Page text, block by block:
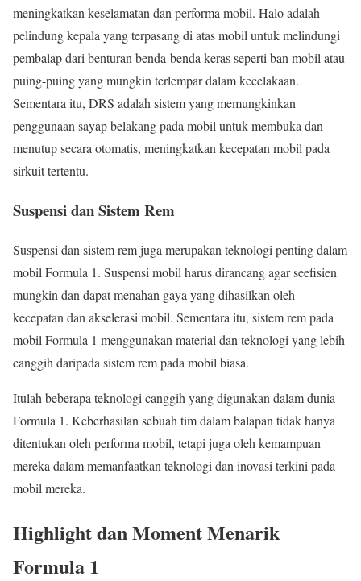
meningkatkan keselamatan dan performa mobil. Halo adalah
pelindung kepala yang terpasang di atas mobil untuk melindungi
pembalap dari benturan benda-benda keras seperti ban mobil atau
puing-puing yang mungkin terlempar dalam kecelakaan.
Sementara itu, DRS adalah sistem yang memungkinkan
penggunaan sayap belakang pada mobil untuk membuka dan
menutup secara otomatis, meningkatkan kecepatan mobil pada
sirkuit tertentu.
Suspensi dan Sistem Rem
Suspensi dan sistem rem juga merupakan teknologi penting dalam
mobil Formula 1. Suspensi mobil harus dirancang agar seefisien
mungkin dan dapat menahan gaya yang dihasilkan oleh
kecepatan dan akselerasi mobil. Sementara itu, sistem rem pada
mobil Formula 1 menggunakan material dan teknologi yang lebih
canggih daripada sistem rem pada mobil biasa.
Itulah beberapa teknologi canggih yang digunakan dalam dunia
Formula 1. Keberhasilan sebuah tim dalam balapan tidak hanya
ditentukan oleh performa mobil, tetapi juga oleh kemampuan
mereka dalam memanfaatkan teknologi dan inovasi terkini pada
mobil mereka.
Highlight dan Moment Menarik
Formula 1